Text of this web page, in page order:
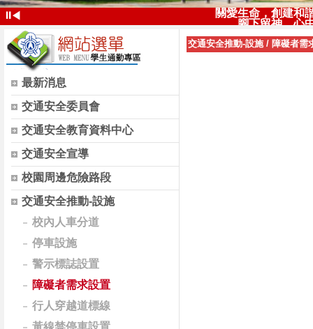
⏸◀
關愛生命，創建和
腳下留神，心
最新消息
交通安全委員會
交通安全教育資料中心
交通安全宣導
校園周邊危險路段
交通安全推動-設施
校內人車分道
停車設施
警示標誌設置
障礙者需求設置
行人穿越道標線
黃線禁停車設置
交通安全推動-設施/ 障礙者需